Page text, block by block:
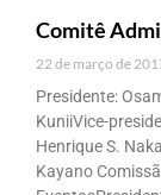
Comitê
22 de março de
Presidente:
KuniiVice-
Henrique S.
Kayano